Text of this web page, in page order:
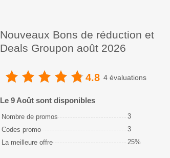
Nouveaux Bons de réduction et
Deals Groupon août 2026
4.8 4 évaluations
Le 9 Août sont disponibles
Nombre de promos
3
Codes promo
3
La meilleure offre
25%